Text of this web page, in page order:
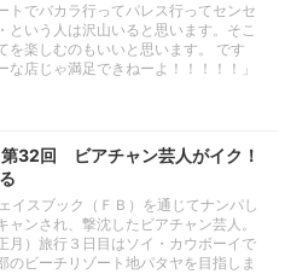
トでバカラ行ってパレス行ってセンセ
という人は沢山いると思います。そこ
を楽しむのもいいと思います。 です
な店じゃ満足できねーよ！！！！！」
32回 ビアチャン芸人がイク！
イスブック（ＦＢ）を通じてナンパし
ャンされ、撃沈したビアチャン芸人。
月）旅行３日目はソイ・カウボーイで
のビーチリゾート地パタヤを目指しま